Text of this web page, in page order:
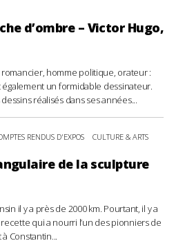
d’ombre – Victor Hugo,
homme politique, orateur :
un formidable dessinateur.
réalisés dans ses années...
RENDUS D'EXPOS CULTURE & ARTS
de la sculpture
il y a près de 2000 km. Pourtant, il y a
qui a nourri l’un des pionniers de
Constantin...